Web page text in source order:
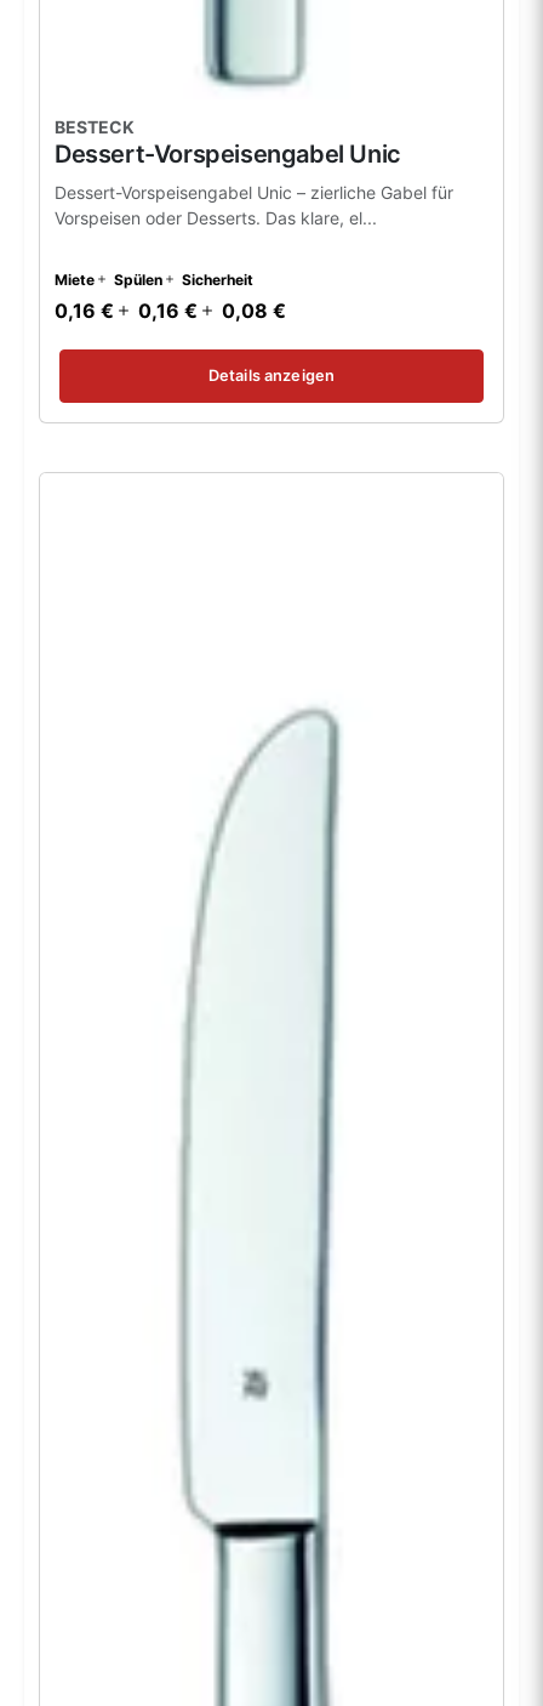
BESTECK
Dessert-Vorspeisengabel Unic
Dessert-Vorspeisengabel Unic – zierliche Gabel für
Vorspeisen oder Desserts. Das klare, el...
Miete Spülen Sicherheit
0,16 € 0,16 € 0,08 €
Details anzeigen